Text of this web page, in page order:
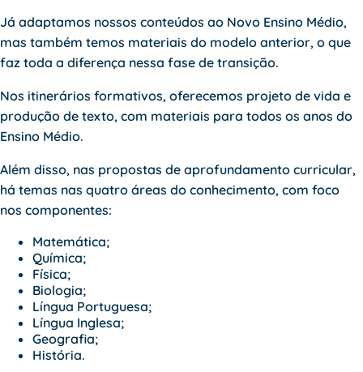
Já adaptamos nossos conteúdos ao Novo Ensino Médio,
mas também temos materiais do modelo anterior, o que
faz toda a diferença nessa fase de transição.
Nos itinerários formativos, oferecemos projeto de vida e
produção de texto, com materiais para todos os anos do
Ensino Médio.
Além disso, nas propostas de aprofundamento curricular,
há temas nas quatro áreas do conhecimento, com foco
nos componentes:
Matemática;
Química;
Física;
Biologia;
Língua Portuguesa;
Língua Inglesa;
Geografia;
História.